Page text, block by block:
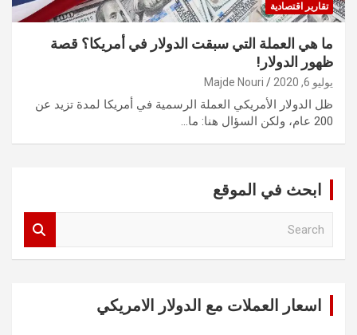
تقارير اقتصادية
ما هي العملة التي سبقت الدولار في أمريكا؟ قصة
ظهور الدولار!
يوليو 6, 2020 Majde Nouri
ظل الدولار الأمريكي العملة الرسمية في أمريكا لمدة تزيد عن
200 عام، ولكن السؤال هنا: ما…
ابحث في الموقع
اسعار العملات مع الدولار الامريكي